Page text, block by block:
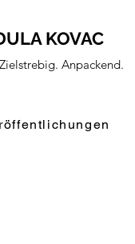
KOVAC
Anpackend.